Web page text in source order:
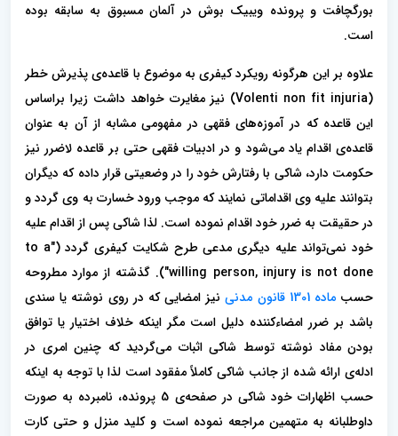
بورگچافت و پرونده ویبیک بوش در آلمان مسبوق به سابقه بوده
است.
علاوه بر این هرگونه رویکرد کیفری به موضوع با قاعده‌ی پذیرش خطر
(Volenti non fit injuria) نیز مغایرت خواهد داشت زیرا براساس
این قاعده که در آموزه‌های فقهی در مفهومی مشابه از آن به عنوان
قاعده‌ی اقدام یاد می‌شود و در ادبیات فقهی حتی بر قاعده لاضرر نیز
حکومت دارد، شاکی با رفتارش خود را در وضعیتی قرار داده که دیگران
بتوانند علیه وی اقداماتی نمایند که موجب ورود خسارت به وی گردد و
در حقیقت به ضرر خود اقدام نموده است. لذا شاکی پس از اقدام علیه
خود نمی‌تواند علیه دیگری مدعی طرح شکایت کیفری گردد ("to a
willing person, injury is not done"). گذشته از موارد مطروحه
حسبماده 1301 قانون مدنی
نیز امضایی که در روی نوشته یا سندی
باشد بر ضرر امضاءکننده دلیل است مگر اینکه خلاف اختیار یا توافق
بودن مفاد نوشته توسط شاکی اثبات می‌گردید که چنین امری در
ادله‌ی ارائه شده از جانب شاکی کاملاً مفقود است لذا با توجه به اینکه
حسب اظهارات خود شاکی در صفحه‌ی 5 پرونده، نامبرده به صورت
داوطلبانه به متهمین مراجعه نموده است و کلید منزل و حتی کارت